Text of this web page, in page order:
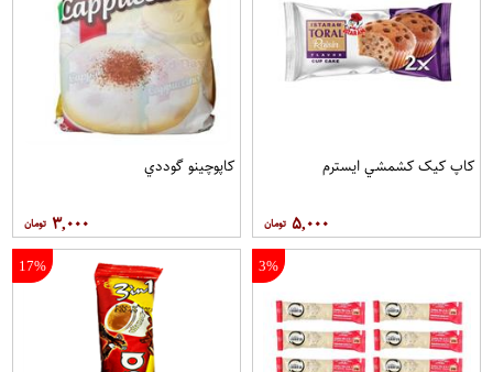
کاپ کيک کشمشي ايسترم
۵,۰۰۰
کاپوچينو گوددي
۳,۰۰۰
3%
17%